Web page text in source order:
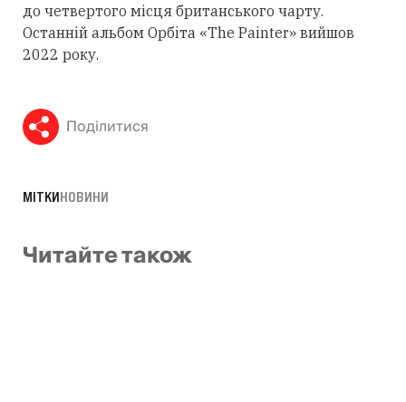
до четвертого місця британського чарту.
Останній альбом Орбіта «The Painter» вийшов
2022 року.
Поділитися
МІТКИНОВИНИ
Читайте також